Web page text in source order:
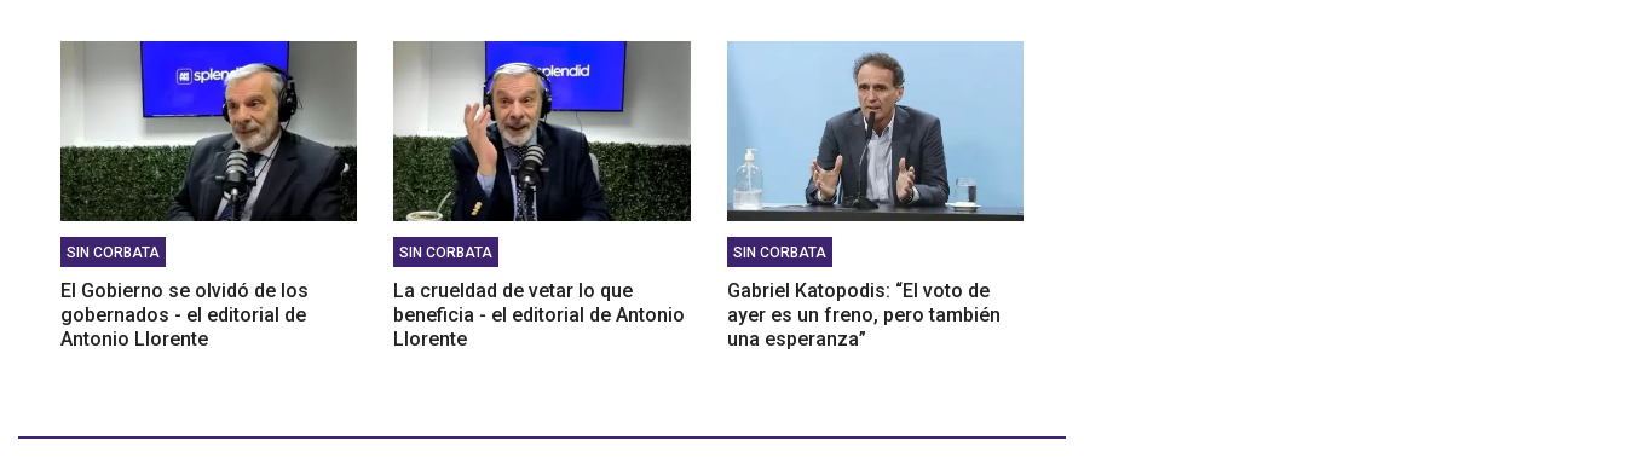
SIN CORBATA
El Gobierno se olvidó de los
gobernados - el editorial de
Antonio Llorente
SIN CORBATA
La crueldad de vetar lo que
beneficia - el editorial de Antonio
Llorente
SIN CORBATA
Gabriel Katopodis: “El voto de
ayer es un freno, pero también
una esperanza”